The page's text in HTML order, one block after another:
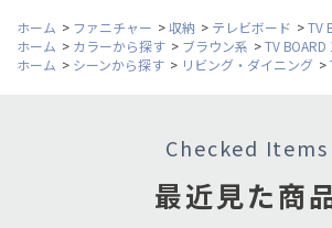
ホーム > ファニチャー >収納 > テレビボード >TV
ホーム > カラーから探す > ブラウン系 >TV BOARD
ホーム > シーンから探す > リビング・ダイニング >
Checked Items
最近見た商